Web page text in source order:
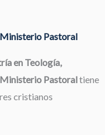
Pastoral
en Teología,
Pastoraltiene
cristianos